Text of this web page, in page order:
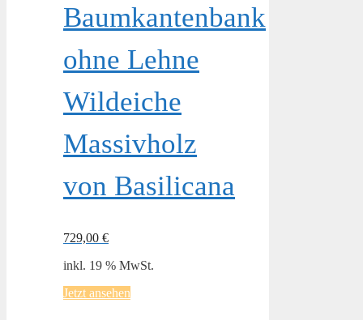
Baumkantenbank
ohne Lehne
Wildeiche
Massivholz
von Basilicana
729,00 €
inkl. 19 % MwSt.
Jetzt ansehen